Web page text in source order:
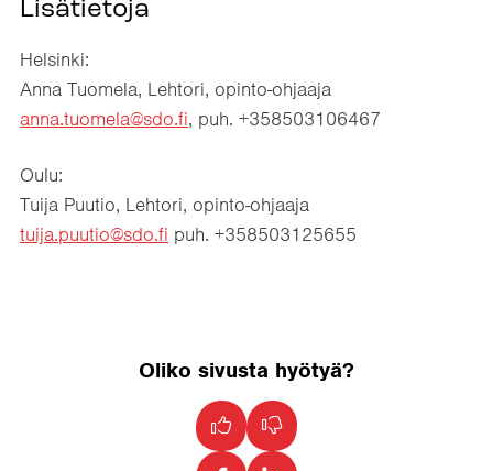
Lisätietoja
Helsinki:
Anna Tuomela, Lehtori, opinto-ohjaaja
anna.tuomela@sdo.fi, puh. +358503106467
Oulu:
Tuija Puutio, Lehtori, opinto-ohjaaja
tuija.puutio@sdo.fi puh. +358503125655
Oliko sivusta hyötyä?